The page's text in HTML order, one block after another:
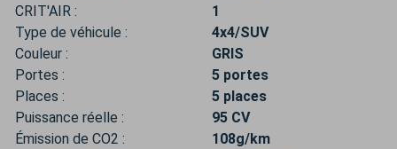
CRIT'AIR :
1
Type de véhicule :
4x4/SUV
Couleur :
GRIS
Portes :
5 portes
Places :
5 places
Puissance réelle :
95 CV
Émission de CO2 :
108g/km